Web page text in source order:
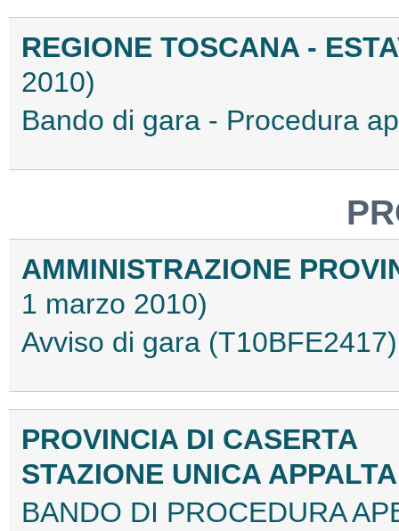
REGIONE TOSCANA -
2010)
Bando di gara - Procedura
AMMINISTRAZIONE
1 marzo 2010)
Avviso di gara (T10BFE2417)
PROVINCIA DI CASERTA
STAZIONE UNICA
BANDO DI PROCEDURA